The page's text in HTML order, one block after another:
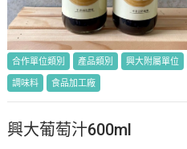
合作單位類別 產品類別 興大附屬單位
調味料
食品加工廠
興大葡萄汁600ml